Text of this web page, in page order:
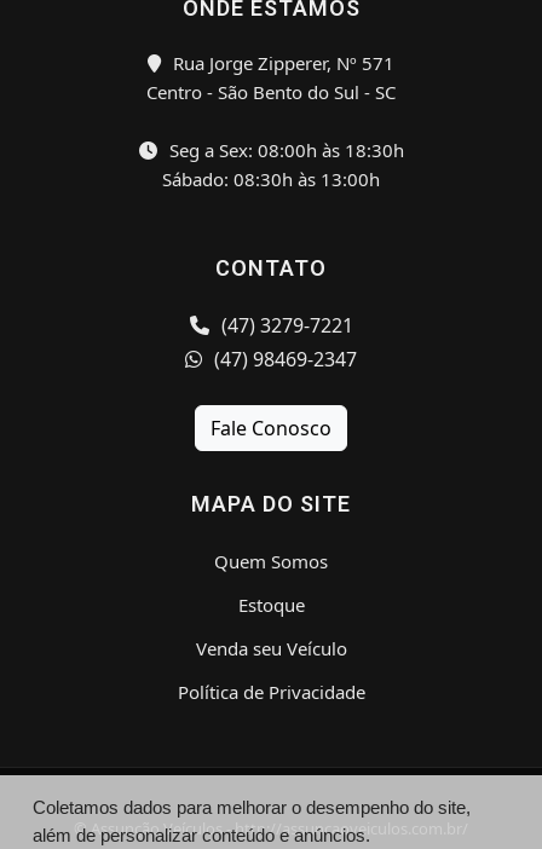
ONDE ESTAMOS
Rua Jorge Zipperer, Nº 571
Centro - São Bento do Sul - SC
Seg a Sex: 08:00h às 18:30h
Sábado: 08:30h às 13:00h
CONTATO
(47) 3279-7221
(47) 98469-2347
Fale Conosco
MAPA DO SITE
Quem Somos
Estoque
Venda seu Veículo
Política de Privacidade
© Assunção Veículos - http://assuncaoveiculos.com.br/
Coletamos dados para melhorar o desempenho do site,
além de personalizar conteúdo e anúncios.